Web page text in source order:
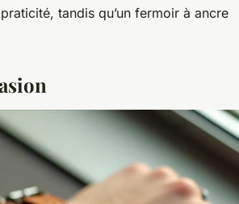
tandis qu’un fermoir à ancre